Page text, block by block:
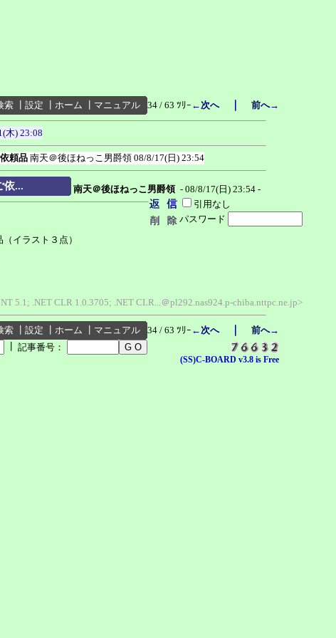
索 設定 ホーム マニュアル 34 / 63 ﾂﾘｰ ←次へ｜ 前へ→
木) 23:08
頼品 南天＠後ほねっこ男爵領 08/8/17(日) 23:54
依... 南天＠後ほねっこ男爵領 - 08/8/17(日) 23:54 -
引用なし
パスワード
イラスト３点）
5.1; .NET CLR 1.0.3705; .NET CLR...＠pl292.nas924.p-chiba.nttpc.ne.jp>
索 設定 ホーム マニュアル 34 / 63 ﾂﾘｰ ←次へ｜ 前へ→
記事番号：
(SS)C-BOARD v3.8 is Free